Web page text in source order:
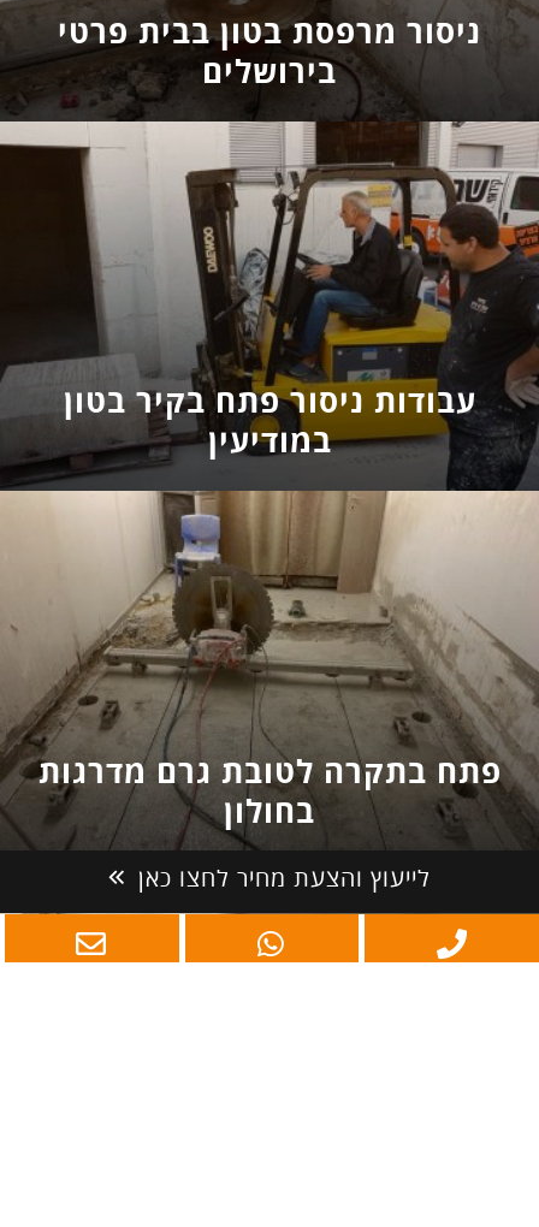
ניסור מרפסת בטון בבית פרטי
בירושלים
עבודות ניסור פתח בקיר בטון
במודיעין
פתח בתקרה לטובת גרם מדרגות
לייעוץ והצעת מחיר לחצו כאן